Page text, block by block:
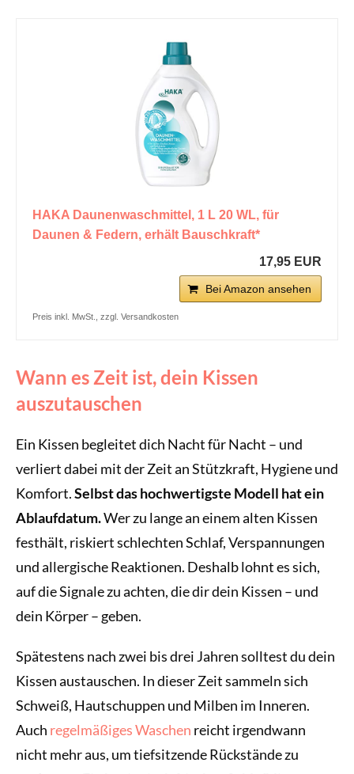
HAKA Daunenwaschmittel, 1 L 20 WL, für
Daunen & Federn, erhält Bauschkraft*
17,95 EUR
Bei Amazon ansehen
Preis inkl. MwSt., zzgl. Versandkosten
Wann es Zeit ist, dein Kissen
auszutauschen
Ein Kissen begleitet dich Nacht für Nacht – und
verliert dabei mit der Zeit an Stützkraft, Hygiene und
Komfort.Selbst das hochwertigste Modell hat ein
Ablaufdatum.Wer zu lange an einem alten Kissen
festhält, riskiert schlechten Schlaf, Verspannungen
und allergische Reaktionen. Deshalb lohnt es sich,
auf die Signale zu achten, die dir dein Kissen – und
dein Körper – geben.
Spätestens nach zwei bis drei Jahren solltest du dein
Kissen austauschen. In dieser Zeit sammeln sich
Schweiß, Hautschuppen und Milben im Inneren.
Auch regelmäßiges Waschen reicht irgendwann
nicht mehr aus, um tiefsitzende Rückstände zu